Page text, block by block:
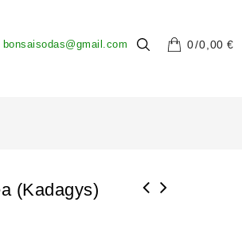
0 0,00€
bonsaisodas@gmail.com
(kadagys)